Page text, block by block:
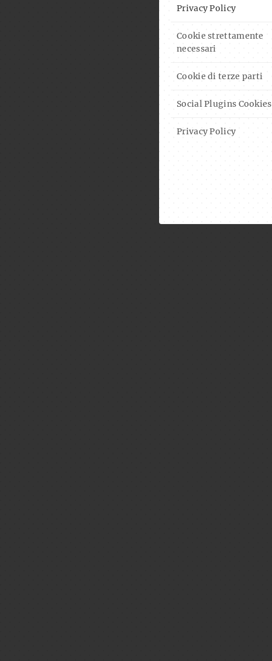
Privacy Policy
Cookie strettamente
necessari
Cookie di terze parti
Social Plugins Cookies
Privacy Policy